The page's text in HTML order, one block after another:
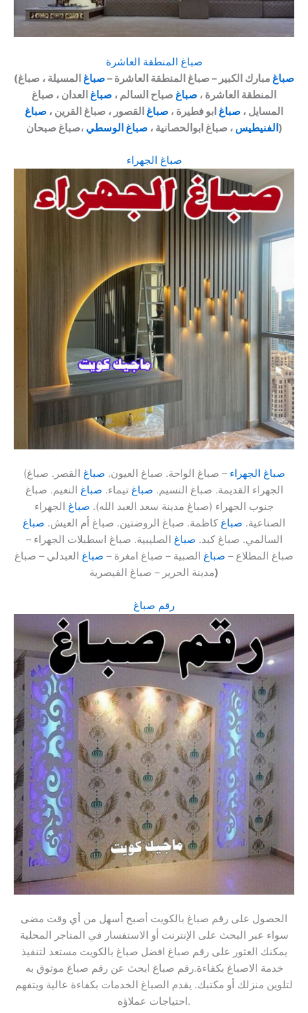
صباغ المنطقة العاشرة
(
صباغمبارك الكبير – صباغ المنطقة العاشرة –صباغ المسيلة ، صباغ
المنطقة العاشرة ، صباغ صباح السالم ، صباغ العدان ، صباغ
المسايل ، صباغ ابو فطيرة ، صباغ القصور ، صباغ القرين ، صباغ
الفنيطيس ، صباغ ابوالحصانية ،صباغ الوسطي ،صباغ صبحان)
صباغ الجهراء
( صباغ الجهراء – صباغ الواحة. صباغ العيون. صباغ القصر. صباغ
الجهراء القديمة. صباغ النسيم. صباغ تيماء. صباغ النعيم. صباغ
جنوب الجهراء (صباغ مدينة سعد العبد الله). صباغ الجهراء
الصناعية. صباغ كاظمة. صباغ الروضتين. صباغ أم العيش. صباغ
السالمي. صباغ كبد. صباغ الصليبية. صباغ اسطبلات الجهراء –
صباغ المطلاع – صباغ الصبية – صباغ امغرة – صباغ العبدلي – صباغ
مدينة الحرير – صباغ القيصرية)
رقم صباغ
الحصول على رقم صباغ بالكويت أصبح أسهل من أي وقت مضى
سواء عبر البحث على الإنترنت أو الاستفسار في المتاجر المحلية
يمكنك العثور على رقم صباغ افضل صباغ بالكويت مستعد لتنفيذ
خدمة الاصباغ بكفاءة.رقم صباغ ابحث عن رقم صباغ موثوق به
لتلوين منزلك أو مكتبك. يقدم الصباغ الخدمات بكفاءة عالية ويتفهم
احتياجات عملاؤه.